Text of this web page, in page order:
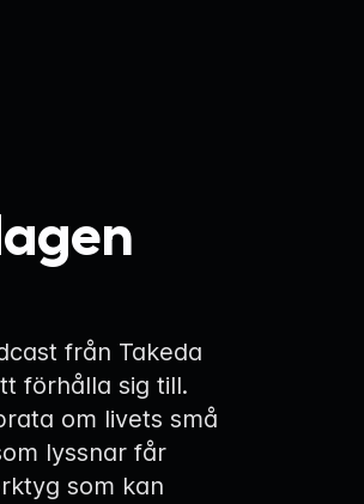
från Takeda
förhålla sig till.
om livets små
lyssnar får
som kan